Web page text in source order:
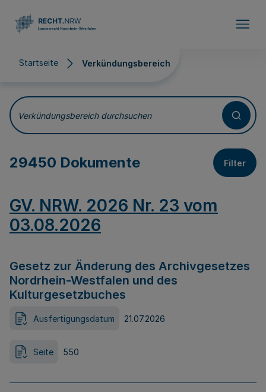
Startseite Verkündungsbereich
Verkündungsbereich
Verkündungsbereich durchsuchen
29450 Dokumente Filter
GV. NRW. 2026 Nr. 23 vom
03.08.2026
Gesetz zur Änderung des Archivgesetzes
Nordrhein-Westfalen und des
Kulturgesetzbuches
Ausfertigungsdatum 21.07.2026
Seite 550